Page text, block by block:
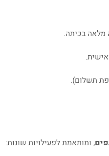
בכיתה.
תשלום).
, ומותאמת לפעילויות שונות: